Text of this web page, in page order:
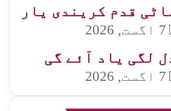
قدم کریندی یار
7 اگست, 2026
لگی یاد آئے گی
7 اگست, 2026